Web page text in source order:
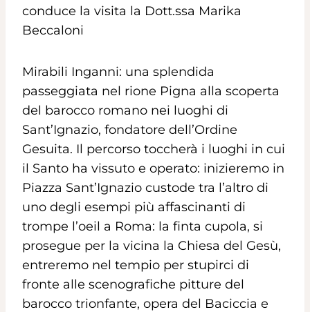
conduce la visita la Dott.ssa Marika
Beccaloni
Mirabili Inganni: una splendida
passeggiata nel rione Pigna alla scoperta
del barocco romano nei luoghi di
Sant’Ignazio, fondatore dell’Ordine
Gesuita. Il percorso toccherà i luoghi in cui
il Santo ha vissuto e operato: inizieremo in
Piazza Sant’Ignazio custode tra l’altro di
uno degli esempi più affascinanti di
trompe l’oeil a Roma: la finta cupola, si
prosegue per la vicina la Chiesa del Gesù,
entreremo nel tempio per stupirci di
fronte alle scenografiche pitture del
barocco trionfante, opera del Baciccia e